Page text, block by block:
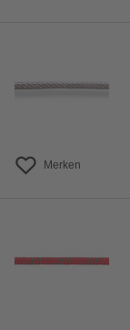
Merken